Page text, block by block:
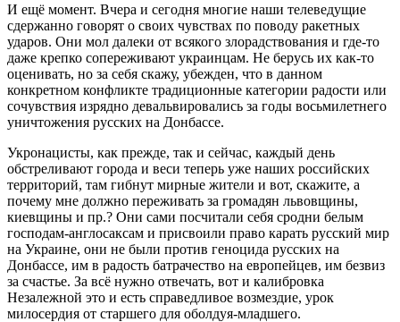
И ещё момент. Вчера и сегодня многие наши телеведущие
сдержанно говорят о своих чувствах по поводу ракетных
ударов. Они мол далеки от всякого злорадствования и где-то
даже крепко сопереживают украинцам. Не берусь их как-то
оценивать, но за себя скажу, убежден, что в данном
конкретном конфликте традиционные категории радости или
сочувствия изрядно девальвировались за годы восьмилетнего
уничтожения русских на Донбассе.
Укронацисты, как прежде, так и сейчас, каждый день
обстреливают города и веси теперь уже наших российских
территорий, там гибнут мирные жители и вот, скажите, а
почему мне должно переживать за громадян львовщины,
киевщины и пр.? Они сами посчитали себя сродни белым
господам-англосаксам и присвоили право карать русский мир
на Украине, они не были против геноцида русских на
Донбассе, им в радость батрачество на европейцев, им безвиз
за счастье. За всё нужно отвечать, вот и калибровка
Незалежной это и есть справедливое возмездие, урок
милосердия от старшего для оболдуя-младшего.